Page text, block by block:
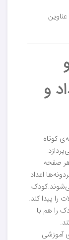
و
کوتاه
صفحه
اعداد
را پیدا کند.
را هم با
آموزشی